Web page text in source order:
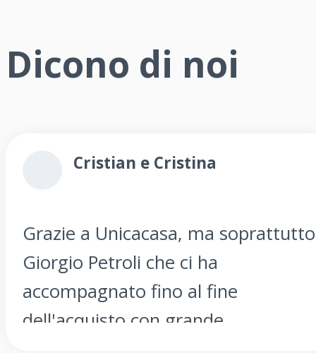
Dicono di noi
Cristian e Cristina
Grazie a Unicacasa, ma soprattutto
Giorgio Petroli che ci ha
accompagnato fino al fine
dell'acquisto con grande